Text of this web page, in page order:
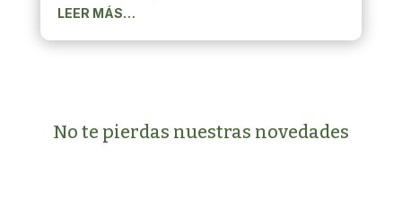
LEER MÁS…
No te pierdas nuestras novedades